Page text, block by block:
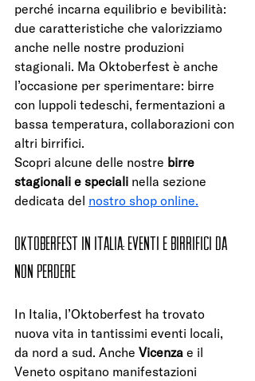
perché incarna equilibrio e bevibilità:
due caratteristiche che valorizziamo
anche nelle nostre produzioni
stagionali. Ma Oktoberfest è anche
l’occasione per sperimentare: birre
con luppoli tedeschi, fermentazioni a
bassa temperatura, collaborazioni con
altri birrifici.
Scopri alcune delle nostre birre
stagionali e speciali nella sezione
dedicata del nostro shop online.
Oktoberfest in Italia: eventi e birrifici da
non perdere
In Italia, l’Oktoberfest ha trovato
nuova vita in tantissimi eventi locali,
da nord a sud. Anche Vicenza e il
Veneto ospitano manifestazioni